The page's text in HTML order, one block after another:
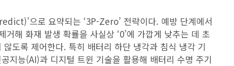
으로 요약되는 ‘3P-Zero’ 전략이다. 예방 단계에서
해 화재 발생 확률을 사실상 ‘0’에 가깝게 낮추는 데 초
도록 제어한다. 특히 배터리 하단 냉각과 침식 냉각 기
지능(AI)과 디지털 트윈 기술을 활용해 배터리 수명 주기